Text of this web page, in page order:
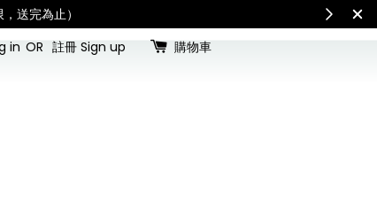
送完為止）
in OR 註冊 Sign up 購物車